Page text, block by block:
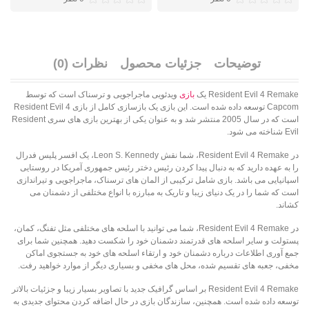
توضیحات جزئیات محصول نظرات (0)
Resident Evil 4 Remake یک بازی ویدئویی ماجراجویی و ترسناک است که توسط
Capcom توسعه داده شده است. این بازی یک بازسازی کامل از بازی Resident Evil 4
است که در سال 2005 منتشر شد و به عنوان یکی از بهترین بازی های سری Resident
Evil شناخته می شود.
در Resident Evil 4 Remake، شما نقش Leon S. Kennedy، یک افسر پلیس فدرال
را به عهده دارید که به دنبال پیدا کردن رئیس دختر رئیس جمهوری آمریکا در روستایی
اسپانیایی می باشد. بازی شامل ترکیبی از المان های ترسناک، ماجراجویی و تیراندازی
است که شما را در یک دنیای زیبا و تاریک به مبارزه با انواع مختلفی از دشمنان می
کشاند.
در Resident Evil 4 Remake، شما می توانید با اسلحه های مختلفی مثل تفنگ، کمان،
پستولت و سایر اسلحه های قدرتمند دشمنان خود را شکست دهید. همچنین شما برای
جمع آوری اطلاعات درباره دشمنان خود و ارتقاء اسلحه های خود به جستجوی اماکن
مخفی، جعبه های تقسیم شده، محل های مخفی و بسیاری دیگر از موارد خواهید رفت.
Resident Evil 4 Remake بر اساس گرافیک جدید با تصاویر بسیار زیبا و جزئیات بالاتر
توسعه داده شده است. همچنین، سازندگان بازی در حال اضافه کردن محتوای جدیدی به